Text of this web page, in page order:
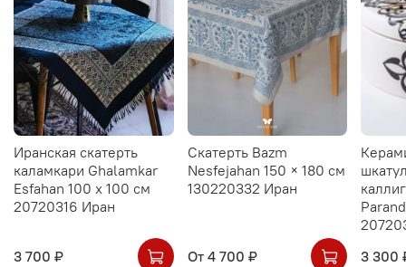
Иранская скатерть
каламкари Ghalamkar
Esfahan 100 х 100 см
20720316 Иран
3 700 ₽
Скатерть Bazm
Nesfejahan 150 × 180 см
130220332 Иран
От 4 700 ₽
3 300